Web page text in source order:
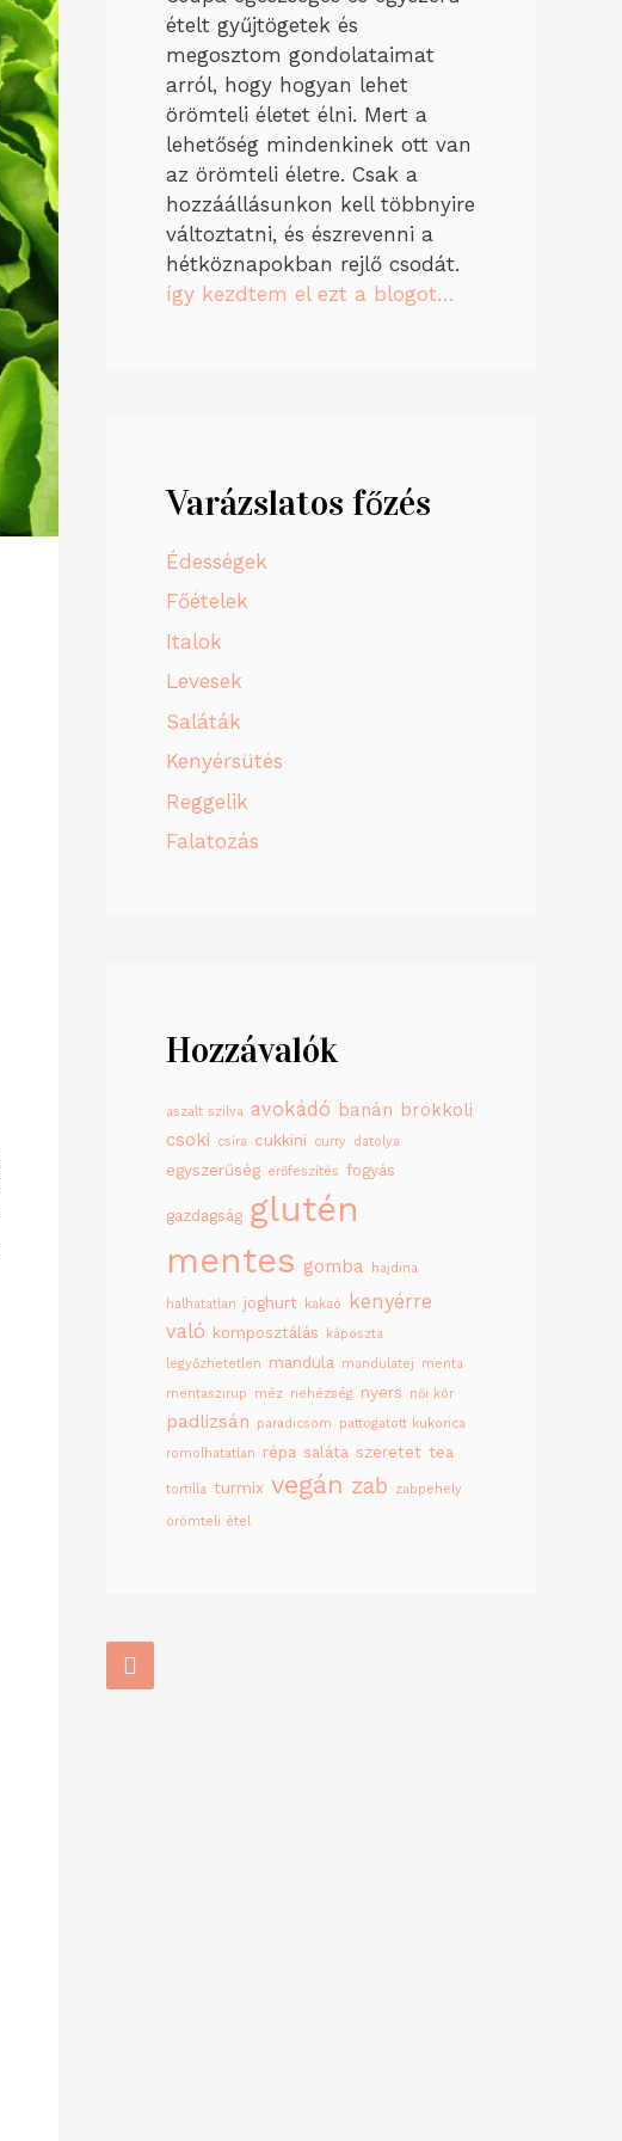
ételt gyűjtögetek és
megosztom gondolataimat
arról, hogy hogyan lehet
örömteli életet élni. Mert a
lehetőség mindenkinek ott van
az örömteli életre. Csak a
hozzáállásunkon kell többnyire
változtatni, és észrevenni a
hétköznapokban rejlő csodát.
így kezdtem el ezt a blogot…
Varázslatos főzés
Édességek
Főételek
Italok
Levesek
Saláták
Kenyérsütés
Reggelik
Falatozás
Hozzávalók
aszalt szilva avokádó banán brokkoli
csoki
csíra cukkini curry datolya
egyszerűség erőfeszítés fogyás
gazdagság glutén
mentes gomba hajdina
halhatatlan joghurt kakaó
kenyérre
való komposztálás
káposzta
legyőzhetetlen
mandula mandulatej
menta
mentaszirup
méz nehézség nyers női kör
padlizsán paradicsom
pattogatott kukorica
romolhatatlan
répa saláta szeretet tea
tortilla turmix vegán zab zabpehely
örömteli étel